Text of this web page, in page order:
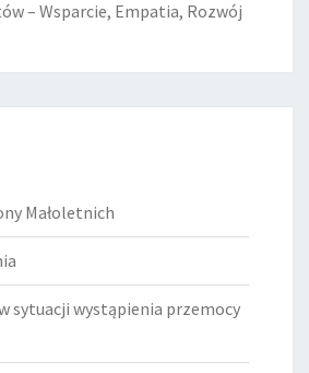
– Wsparcie, Empatia, Rozwój
Małoletnich
sytuacji wystąpienia przemocy